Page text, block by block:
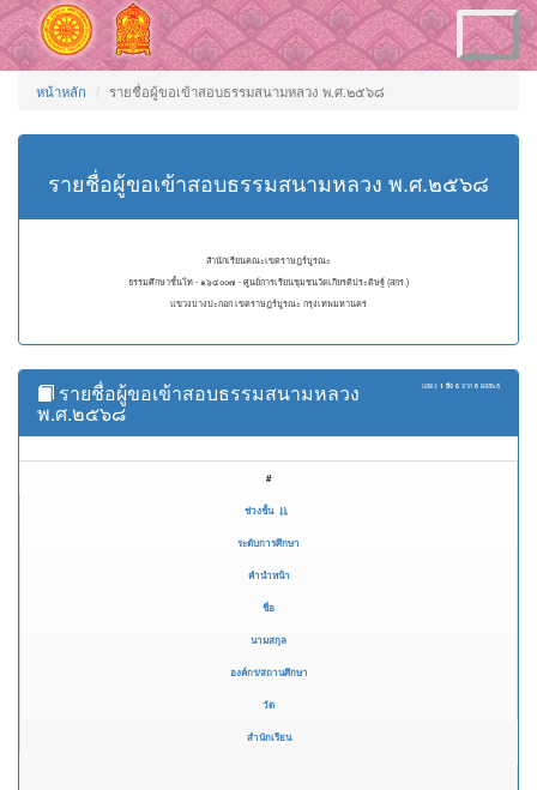
Toggle
navigation
หน้าหลัก รายชื่อผู้ขอเข้าสอบธรรมสนามหลวง พ.ศ.๒๕๖๘
รายชื่อผู้ขอเข้าสอบธรรมสนามหลวง พ.ศ.๒๕๖๘
สำนักเรียนคณะเขตราษฎร์บูรณะ
ธรรมศึกษาชั้นโท - ๑๖๔๐๐๗ - ศูนย์การเรียนชุมชนวัดเกียรติประดิษฐ์ (สกร.)
แขวงบางปะกอก เขตราษฎร์บูรณะ กรุงเทพมหานคร
แสดง 1 ถึง 6 จาก 6 ผลลัพธ์
รายชื่อผู้ขอเข้าสอบธรรมสนามหลวง
พ.ศ.๒๕๖๘
#
ช่วงชั้น
ระดับการศึกษา
คำนำหน้า
ชื่อ
นามสกุล
องค์กร/สถานศึกษา
วัด
สำนักเรียน